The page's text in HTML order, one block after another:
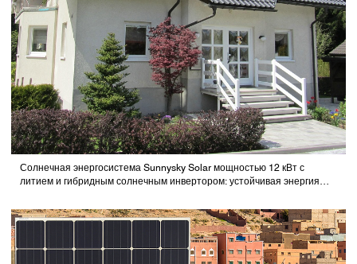
Солнечная энергосистема Sunnysky Solar мощностью 12 кВт с
литием и гибридным солнечным инвертором: устойчивая энергия